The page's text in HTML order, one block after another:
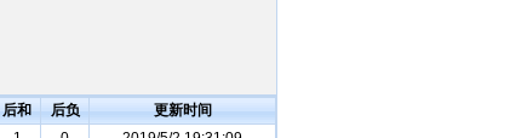
后和 后负
更新时间